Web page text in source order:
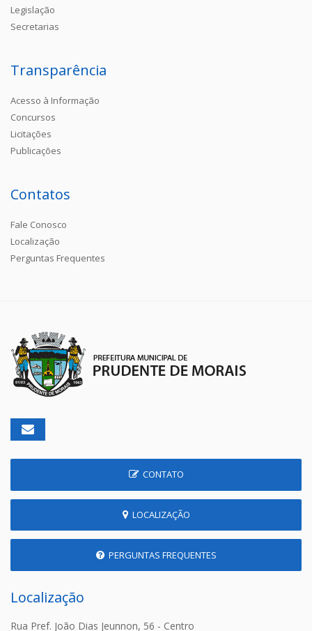
Legislação
Secretarias
Transparência
Acesso à Informação
Concursos
Licitações
Publicações
Contatos
Fale Conosco
Localização
Perguntas Frequentes
CONTATO
LOCALIZAÇÃO
PERGUNTAS FREQUENTES
Localização
Rua Pref. João Dias Jeunnon, 56 - Centro